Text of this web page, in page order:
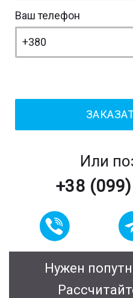
Ваш телефон
Или
+38
Нужен